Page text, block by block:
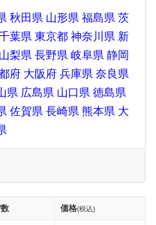
秋田県 山形県 福島県 茨
葉県 東京都 神奈川県 新
山梨県 長野県 岐阜県 静岡
府 大阪府 兵庫県 奈良県
県 広島県 山口県 徳島県
佐賀県 長崎県 熊本県 大
価格(税込)